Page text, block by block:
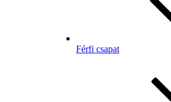
Férfi csapat